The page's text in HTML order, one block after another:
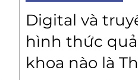
Digital và
hình thức
khoa nào là